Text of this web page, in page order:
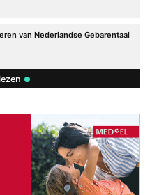
van Nederlandse Gebarentaal